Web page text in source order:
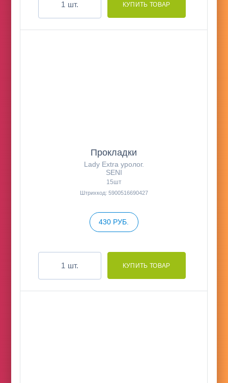
шт.
Прокладки
Lady Extra уролог.
SENI
15шт
Штрихкод: 5900516690427
430 РУБ.
шт.